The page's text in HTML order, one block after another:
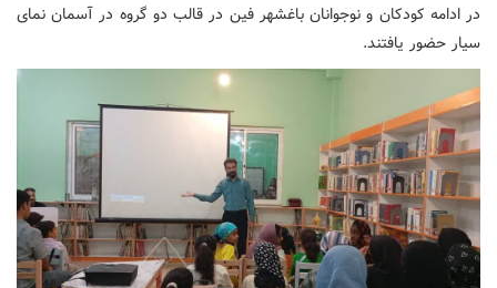
در ادامه کودکان و نوجوانان باغشهر فین در قالب دو گروه در آسمان نمای
سیار حضور یافتند.